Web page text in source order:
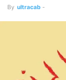
By ultracab -